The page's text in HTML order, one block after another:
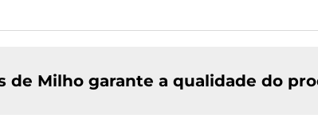
de Milho garante a qualidade do